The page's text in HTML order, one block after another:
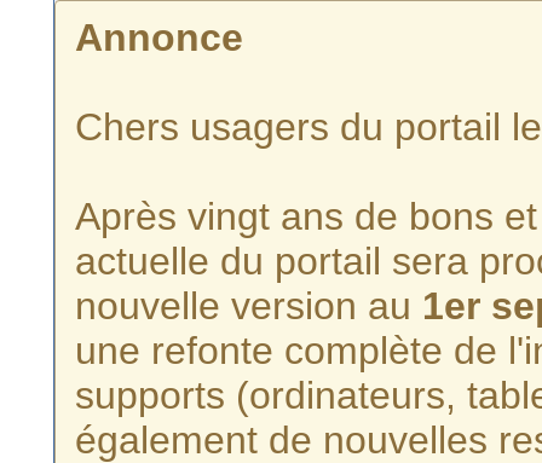
Annonce
Chers usagers du portail
Après vingt ans de bons
actuelle du portail sera
nouvelle version au 1er
une refonte complète de
supports (ordinateurs,
également de nouvelles